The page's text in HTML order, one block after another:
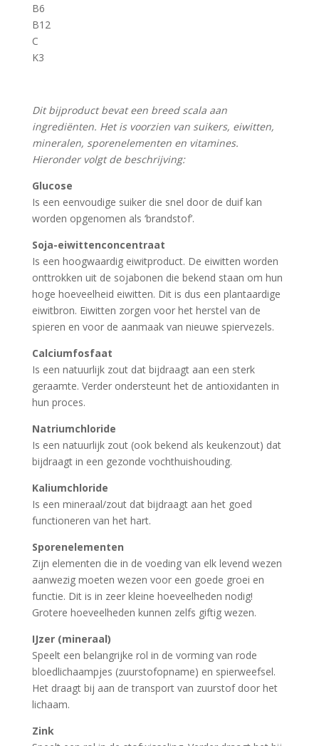
B6
B12
C
K3
Dit bijproduct bevat een breed scala aan
ingrediënten. Het is voorzien van suikers, eiwitten,
mineralen, sporenelementen en vitamines.
Hieronder volgt de beschrijving:
Glucose
Is een eenvoudige suiker die snel door de duif kan
worden opgenomen als ‘brandstof’.
Soja-eiwittenconcentraat
Is een hoogwaardig eiwitproduct. De eiwitten worden
onttrokken uit de sojabonen die bekend staan om hun
hoge hoeveelheid eiwitten. Dit is dus een plantaardige
eiwitbron. Eiwitten zorgen voor het herstel van de
spieren en voor de aanmaak van nieuwe spiervezels.
Calciumfosfaat
Is een natuurlijk zout dat bijdraagt aan een sterk
geraamte. Verder ondersteunt het de antioxidanten in
hun proces.
Natriumchloride
Is een natuurlijk zout (ook bekend als keukenzout) dat
bijdraagt in een gezonde vochthuishouding.
Kaliumchloride
Is een mineraal/zout dat bijdraagt aan het goed
functioneren van het hart.
Sporenelementen
Zijn elementen die in de voeding van elk levend wezen
aanwezig moeten wezen voor een goede groei en
functie. Dit is in zeer kleine hoeveelheden nodig!
Grotere hoeveelheden kunnen zelfs giftig wezen.
IJzer (mineraal)
Speelt een belangrijke rol in de vorming van rode
bloedlichaampjes (zuurstofopname) en spierweefsel.
Het draagt bij aan de transport van zuurstof door het
lichaam.
Zink